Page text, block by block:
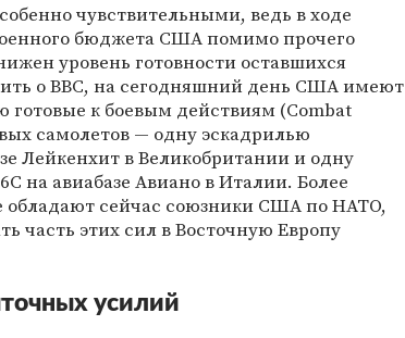
чувствительными, ведь в ходе
бюджета США помимо прочего
уровень готовности оставшихся
о ВВС, на сегодняшний день США имеют
готовые к боевым действиям (Combat
самолетов — одну эскадрилью
Лейкенхит в Великобритании и одну
на авиабазе Авиано в Италии. Более
обладают сейчас союзники США по НАТО,
часть этих сил в Восточную Европу
усилий